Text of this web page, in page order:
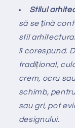
Stilul
să se țină
stil
îi corespund.
tradițional,
crem, ocru
schimb,
sau gri, pot
designului.